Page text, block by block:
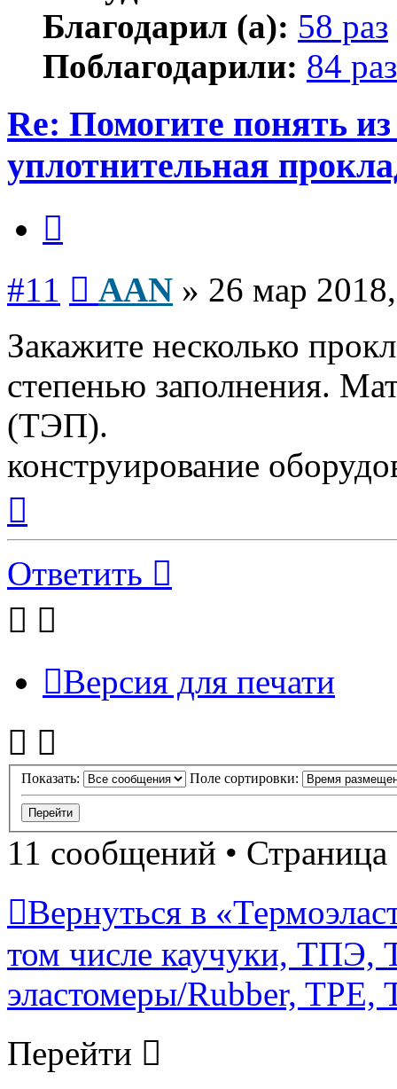
Благодарил (а): 58 раз
Поблагодарили: 84
Re: Помогите понять из
уплотнительная
#11 AAN » 26 мар
Закажите несколько
степенью заполнения.
(ТЭП).
конструирование
началу
Ответить
Версия для печати
Показать: Поле сортировки:
11 сообщений • Страница
Вернуться в
том числе каучуки, ТПЭ,
эластомеры/Rubber, TPE,
Перейти